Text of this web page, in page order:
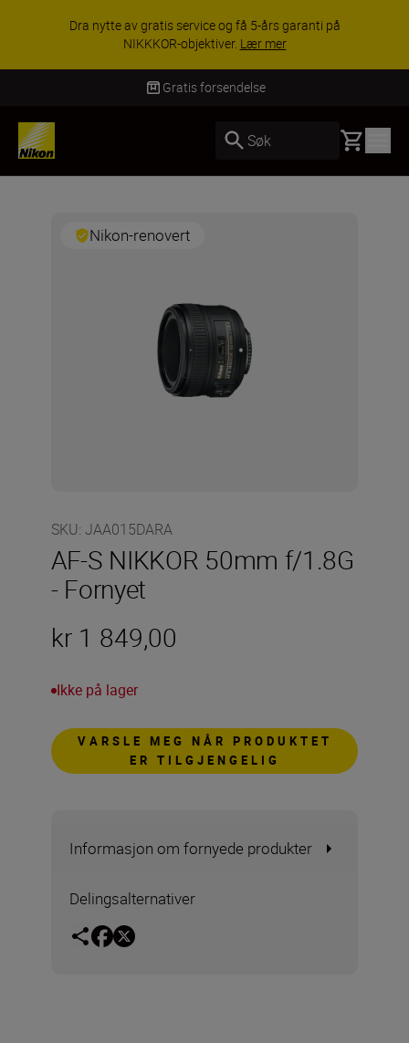
Dra nytte av gratis service og få 5-års garanti på
NIKKKOR-objektiver. Lær mer
Gratis forsendelse
Søk Basket
Nikon-renovert
SKU: JAA015DARA
AF-S NIKKOR 50mm f/1.8G
- Fornyet
kr 1 849,00
Ikke på lager
VARSLE MEG NÅR PRODUKTET
ER TILGJENGELIG
Informasjon om fornyede produkter
Delingsalternativer